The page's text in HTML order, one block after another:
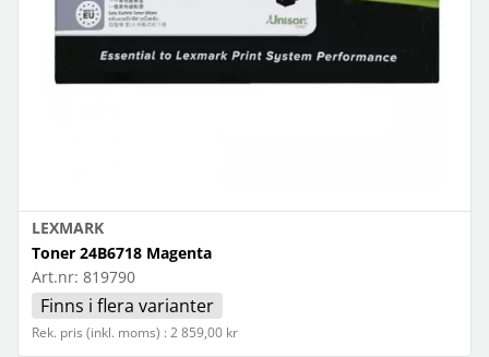
LEXMARK
Toner 24B6718 Magenta
Art.nr: 819790
Finns i flera varianter
Rek. pris (inkl. moms) : 2 859,00 kr